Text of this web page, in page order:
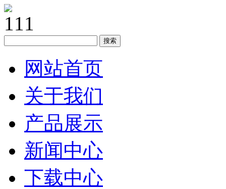
搜索
网站首页
关于我们
产品展示
新闻中心
下载中心